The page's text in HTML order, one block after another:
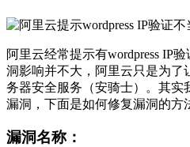
阿里云经常提示有wordpress IP
洞影响并不大，阿里云只是为了
务器安全服务（安骑士）。其实
漏洞，下面是如何修复漏洞的方
漏洞名称：